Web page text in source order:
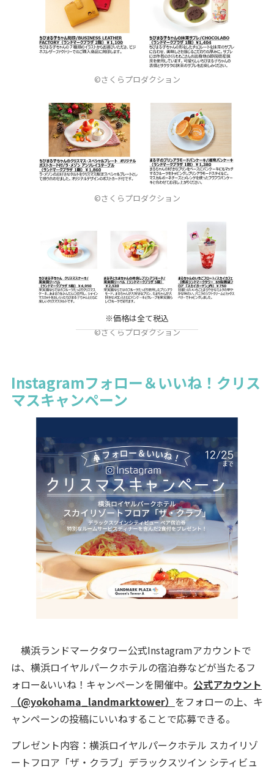
©さくらプロダクション
©さくらプロダクション
※価格は全て税込
©さくらプロダクション
Instagramフォロー＆いいね！クリス
マスキャンペーン
横浜ランドマークタワー公式Instagramアカウントで
は、横浜ロイヤルパークホテルの宿泊券などが当たるフ
ォロー&いいね！キャンペーンを開催中。 公式アカウント
（@yokohama_landmarktower） をフォローの上、キ
ャンペーンの投稿にいいねすることで応募できる。
プレゼント内容：横浜ロイヤルパークホテル スカイリゾ
ートフロア「ザ・クラブ」デラックスツイン シティビュ